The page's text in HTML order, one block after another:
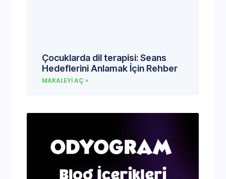
Çocuklarda dil terapisi: Seans
Hedeflerini Anlamak İçin Rehber
MAKALEYI AÇ »